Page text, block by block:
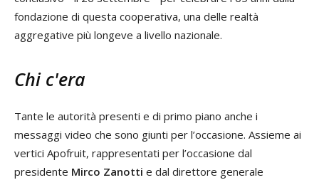
fondazione di questa cooperativa, una delle realtà
aggregative più longeve a livello nazionale.
Chi c'era
Tante le autorità presenti e di primo piano anche i
messaggi video che sono giunti per l’occasione. Assieme ai
vertici Apofruit, rappresentati per l’occasione dal
presidente Mirco Zanotti e dal direttore generale